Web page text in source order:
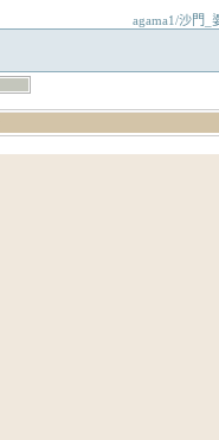
agama1/沙門_